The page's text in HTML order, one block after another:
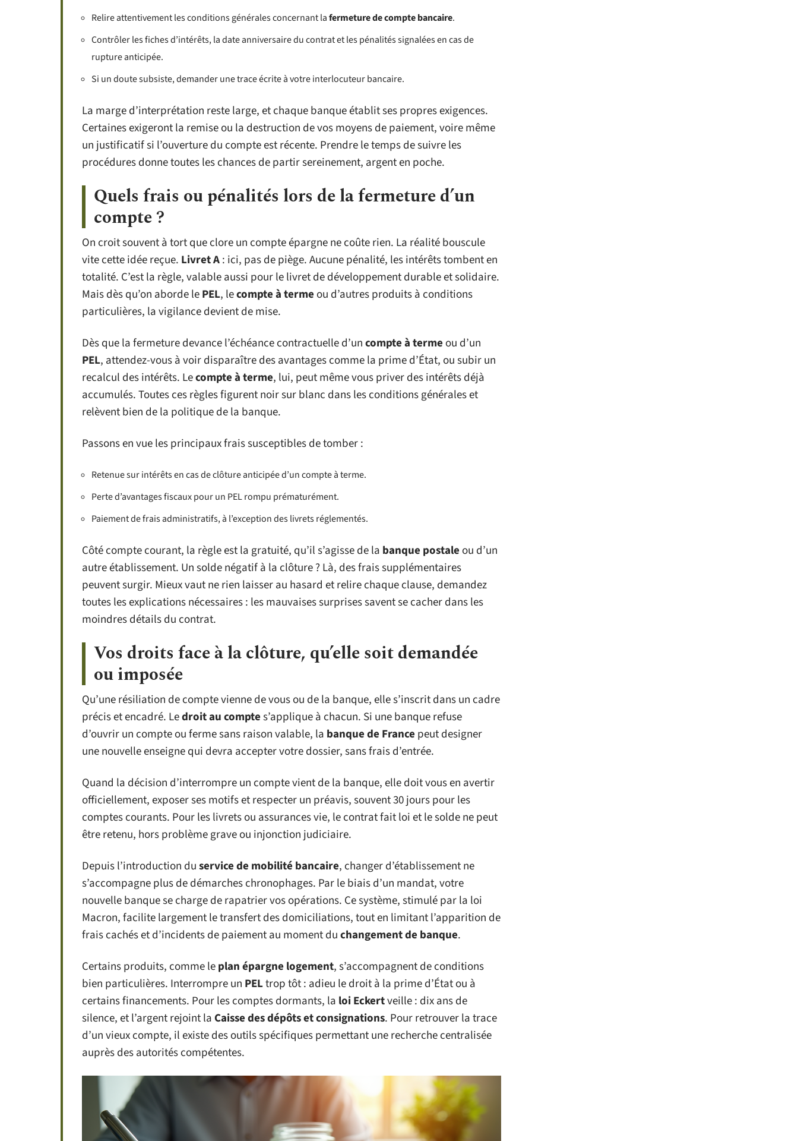
Relire attentivement les conditions générales concernant lafermeture de compte bancaire.
Contrôler les fiches d’intérêts, la date anniversaire du contrat et les pénalités signalées en cas de
rupture anticipée.
Si un doute subsiste, demander une trace écrite à votre interlocuteur bancaire.
La marge d’interprétation reste large, et chaque banque établit ses propres exigences.
Certaines exigeront la remise ou la destruction de vos moyens de paiement, voire même
un justificatif si l’ouverture du compte est récente. Prendre le temps de suivre les
procédures donne toutes les chances de partir sereinement, argent en poche.
Quels frais ou pénalités lors de la fermeture d’un
compte ?
On croit souvent à tort que clore un compte épargne ne coûte rien. La réalité bouscule
vite cette idée reçue. Livret A: ici, pas de piège. Aucune pénalité, les intérêts tombent en
totalité. C’est la règle, valable aussi pour le livret de développement durable et solidaire.
Mais dès qu’on aborde lePEL, lecompte à terme ou d’autres produits à conditions
particulières, la vigilance devient de mise.
Dès que la fermeture devance l’échéance contractuelle d’uncompte à terme ou d’un
PEL, attendez-vous à voir disparaître des avantages comme la prime d’État, ou subir un
recalcul des intérêts. Lecompte à terme, lui, peut même vous priver des intérêts déjà
accumulés. Toutes ces règles figurent noir sur blanc dans les conditions générales et
relèvent bien de la politique de la banque.
Passons en vue les principaux frais susceptibles de tomber :
Retenue sur intérêts en cas de clôture anticipée d’un compte à terme.
Perte d’avantages fiscaux pour un PEL rompu prématurément.
Paiement de frais administratifs, à l’exception des livrets réglementés.
Côté compte courant, la règle est la gratuité, qu’il s’agisse de la banque postale ou d’un
autre établissement. Un solde négatif à la clôture ? Là, des frais supplémentaires
peuvent surgir. Mieux vaut ne rien laisser au hasard et relire chaque clause, demandez
toutes les explications nécessaires : les mauvaises surprises savent se cacher dans les
moindres détails du contrat.
Vos droits face à la clôture, qu’elle soit demandée
ou imposée
Qu’une résiliation de compte vienne de vous ou de la banque, elle s’inscrit dans un cadre
précis et encadré. Ledroit au comptes’applique à chacun. Si une banque refuse
d’ouvrir un compte ou ferme sans raison valable, la banque de France peut designer
une nouvelle enseigne qui devra accepter votre dossier, sans frais d’entrée.
Quand la décision d’interrompre un compte vient de la banque, elle doit vous en avertir
officiellement, exposer ses motifs et respecter un préavis, souvent 30 jours pour les
comptes courants. Pour les livrets ou assurances vie, le contrat fait loi et le solde ne peut
être retenu, hors problème grave ou injonction judiciaire.
Depuis l’introduction duservice de mobilité bancaire, changer d’établissement ne
s’accompagne plus de démarches chronophages. Par le biais d’un mandat, votre
nouvelle banque se charge de rapatrier vos opérations. Ce système, stimulé par la loi
Macron, facilite largement le transfert des domiciliations, tout en limitant l’apparition de
frais cachés et d’incidents de paiement au moment duchangement de banque.
Certains produits, comme leplan épargne logement, s’accompagnent de conditions
bien particulières. Interrompre un PELtrop tôt : adieu le droit à la prime d’État ou à
certains financements. Pour les comptes dormants, la loi Eckertveille : dix ans de
silence, et l’argent rejoint la Caisse des dépôts et consignations. Pour retrouver la trace
d’un vieux compte, il existe des outils spécifiques permettant une recherche centralisée
auprès des autorités compétentes.